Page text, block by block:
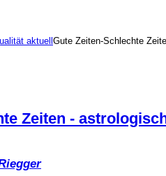
aktuellGute Zeiten-Schlechte
Zeiten -